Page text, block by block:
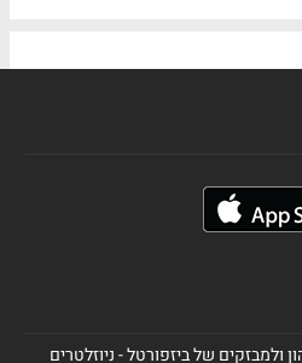
ולמבזקים של ביזפורטל - ניוזלטרים